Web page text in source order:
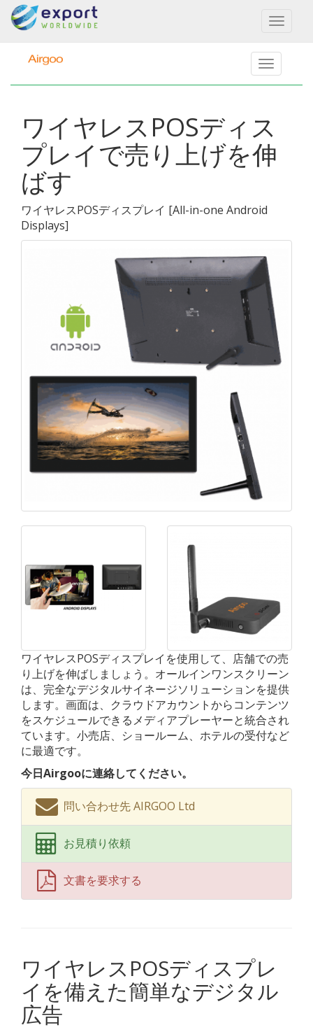
Toggle
ワイヤレスPOSディス
プレイで売り上げを伸
ばす
ワイヤレスPOSディスプレイ [All-in-one Android
Displays]
ワイヤレスPOSディスプレイを使用して、店舗での売
り上げを伸ばしましょう。オールインワンスクリーン
は、完全なデジタルサイネージソリューションを提供
します。画面は、クラウドアカウントからコンテンツ
をスケジュールできるメディアプレーヤーと統合され
ています。小売店、ショールーム、ホテルの受付など
に最適です。
今日Airgooに連絡してください。
問い合わせ先 AIRGOO Ltd
お見積り依頼
文書を要求する
ワイヤレスPOSディスプレ
イを備えた簡単なデジタル
広告